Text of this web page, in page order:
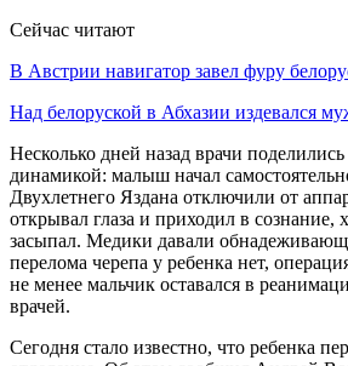
Сейчас читают
В Австрии навигатор завел фуру
Над белоруской в Абхазии издевался
Несколько дней назад врачи
динамикой: малыш начал
Двухлетнего Яздана отключили от
открывал глаза и приходил в сознание,
засыпал. Медики давали
перелома черепа у ребенка нет,
не менее мальчик оставался в
врачей.
Сегодня стало известно, что ребенка